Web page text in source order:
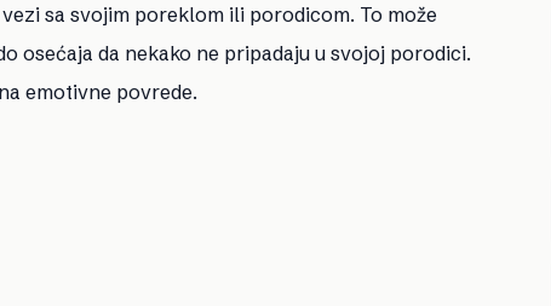
sa svojim poreklom ili porodicom. To može
osećaja da nekako ne pripadaju u svojoj porodici.
emotivne povrede.